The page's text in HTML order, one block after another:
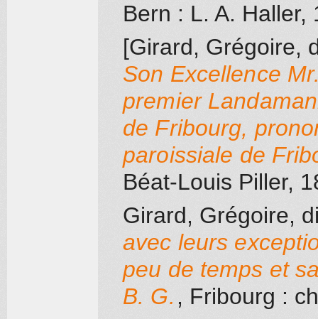
Bern : L. A. Haller,
[Girard, Grégoire,
Son Excellence
premier
de Fribourg,
paroissiale de
Béat-Louis Piller,
Girard, Grégoire,
avec leurs
peu de temps et
B. G. , Fribourg :